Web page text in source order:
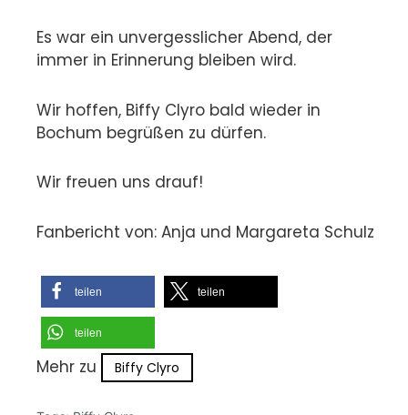
Es war ein unvergesslicher Abend, der
immer in Erinnerung bleiben wird.
Wir hoffen, Biffy Clyro bald wieder in
Bochum begrüßen zu dürfen.
Wir freuen uns drauf!
Fanbericht von: Anja und Margareta Schulz
teilen teilen
teilen
Mehr zu Biffy Clyro